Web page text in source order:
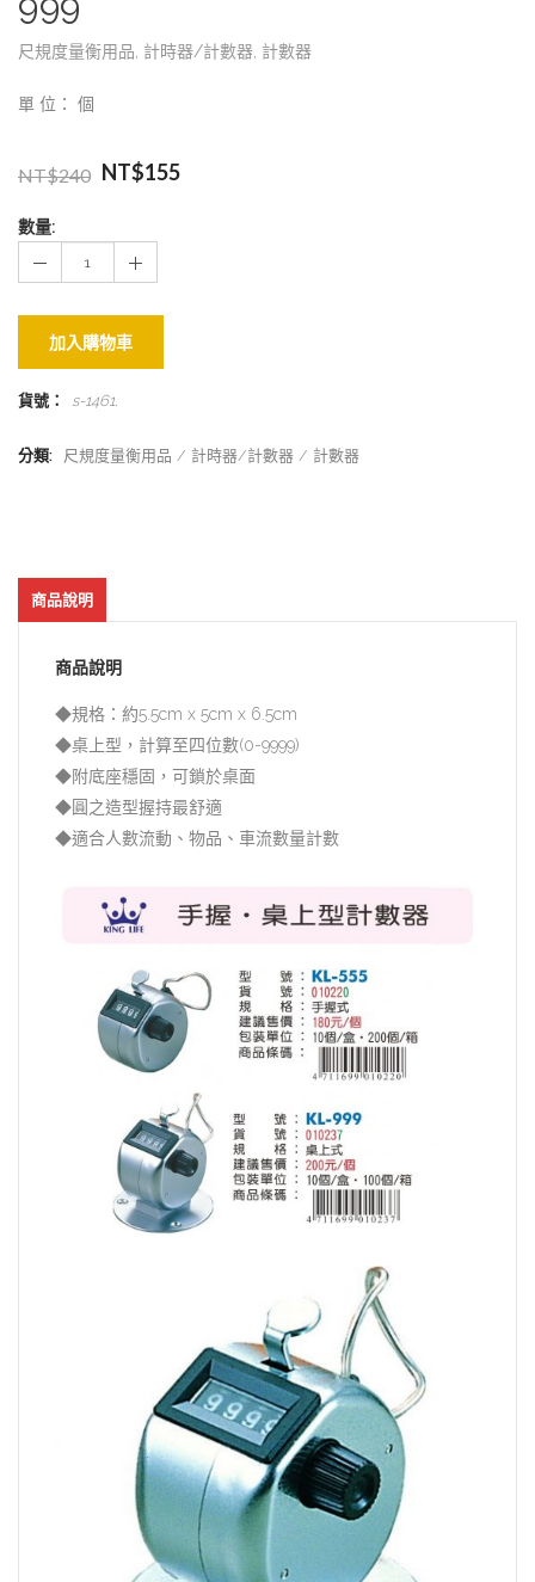
尺規度量衡用品, 計時器/計數器, 計數器
單 位： 個
NT$240 NT$155
數量:
加入購物車
貨號： s-1461.
分類: 尺規度量衡用品 計時器/計數器 計數器
商品說明
商品說明
◆規格：約5.5cm x 5cm x 6.5cm
◆桌上型，計算至四位數(0-9999)
◆附底座穩固，可鎖於桌面
◆圓之造型握持最舒適
◆適合人數流動、物品、車流數量計數